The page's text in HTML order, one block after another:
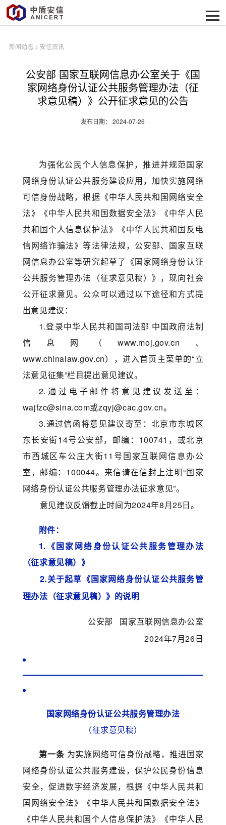
新闻动态> 安信资讯
公安部 国家互联网信息办公室关于《国
家网络身份认证公共服务管理办法（征
求意见稿）》公开征求意见的公告
发布日期： 2024-07-26
为强化公民个人信息保护，推进并规范国家
网络身份认证公共服务建设应用，加快实施网络
可信身份战略，根据《中华人民共和国网络安全
法》《中华人民共和国数据安全法》《中华人民
共和国个人信息保护法》《中华人民共和国反电
信网络诈骗法》等法律法规，公安部、国家互联
网信息办公室等研究起草了《国家网络身份认证
公共服务管理办法（征求意见稿）》，现向社会
公开征求意见。公众可以通过以下途径和方式提
出意见建议：
1.登录中华人民共和国司法部 中国政府法制
信息网（www.moj.gov.cn、
www.chinalaw.gov.cn），进入首页主菜单的“立
法意见征集”栏目提出意见建议。
2.通过电子邮件将意见建议发送至：
wajfzc@sina.com或zqyj@cac.gov.cn。
3.通过信函将意见建议寄至：北京市东城区
东长安街14号公安部，邮编：100741，或北京
市西城区车公庄大街11号国家互联网信息办公
室，邮编： 100044。 来信请在信封上注明“国家
网络身份认证公共服务管理办法征求意见”。
意见建议反馈截止时间为2024年8月25日。
附件：
1.《国家网络身份认证公共服务管理办法
（征求意见稿）》
2.关于起草《国家网络身份认证公共服务管
理办法 （征求意见稿）》的说明
公安部 国家互联网信息办公室
2024年7月26日
国家网络身份认证公共服务管理办法
（征求意见稿）
第一条为实施网络可信身份战略，推进国家
网络身份认证公共服务建设，保护公民身份信息
安全，促进数字经济发展，根据《中华人民共和
国网络安全法》《中华人民共和国数据安全法》
《中华人民共和国个人信息保护法》《中华人民